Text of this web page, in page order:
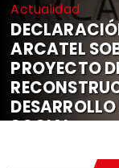
Actualidad
ARCATEL
PROYECTO
SOCIAL